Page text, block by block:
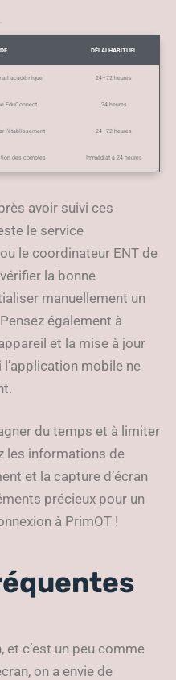
DÉLAI HABITUEL
académique 24–72 heures
EduConnect 24 heures
l’établissement 24–72 heures
des comptes Immédiat à 24 heures
avoir suivi ces
le service
le coordinateur ENT de
la bonne
manuellement un
également à
et la mise à jour
mobile ne
du temps et à limiter
les informations de
et la capture d’écran
précieux pour un
à PrimOT !
et c’est un peu comme
on a envie de